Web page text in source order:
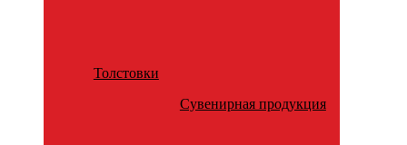
Толстовки
Сувенирная продукция